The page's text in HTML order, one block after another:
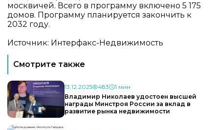
москвичей. Всего в программу включено 5 175
домов. Программу планируется закончить к
2032 году.
Источник: Интерфакс-Недвижимость
Смотрите также
13.12.2025 483
1 мин
Владимир Николаев удостоен высшей
награды Минстроя России за вклад в
развитие рынка недвижимости